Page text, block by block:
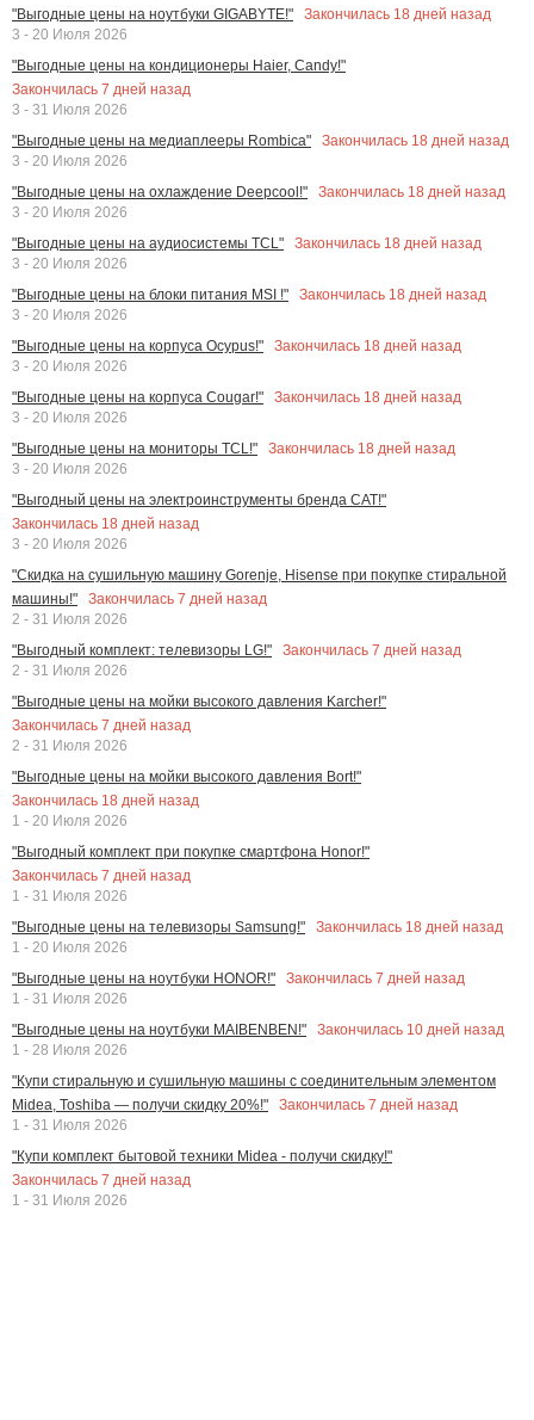
"Выгодные цены на ноутбуки GIGABYTE!"
Закончилась 18 дней назад
3 - 20 Июля 2026
"Выгодные цены на кондиционеры Haier, Candy!"
Закончилась 7 дней назад
3 - 31 Июля 2026
"Выгодные цены на медиаплееры Rombica"
Закончилась 18 дней назад
3 - 20 Июля 2026
"Выгодные цены на охлаждение Deepcool!"
Закончилась 18 дней назад
3 - 20 Июля 2026
"Выгодные цены на аудиосистемы TCL"
Закончилась 18 дней назад
3 - 20 Июля 2026
"Выгодные цены на блоки питания MSI !"
Закончилась 18 дней назад
3 - 20 Июля 2026
"Выгодные цены на корпуса Ocypus!"
Закончилась 18 дней назад
3 - 20 Июля 2026
"Выгодные цены на корпуса Cougar!"
Закончилась 18 дней назад
3 - 20 Июля 2026
"Выгодные цены на мониторы TCL!"
Закончилась 18 дней назад
3 - 20 Июля 2026
"Выгодный цены на электроинструменты бренда CAT!"
Закончилась 18 дней назад
3 - 20 Июля 2026
"Скидка на сушильную машину Gorenje, Hisense при покупке стиральной
машины!"
Закончилась 7 дней назад
2 - 31 Июля 2026
"Выгодный комплект: телевизоры LG!"
Закончилась 7 дней назад
2 - 31 Июля 2026
"Выгодные цены на мойки высокого давления Karcher!"
Закончилась 7 дней назад
2 - 31 Июля 2026
"Выгодные цены на мойки высокого давления Bort!"
Закончилась 18 дней назад
1 - 20 Июля 2026
"Выгодный комплект при покупке смартфона Honor!"
Закончилась 7 дней назад
1 - 31 Июля 2026
"Выгодные цены на телевизоры Samsung!"
Закончилась 18 дней назад
1 - 20 Июля 2026
"Выгодные цены на ноутбуки HONOR!"
Закончилась 7 дней назад
1 - 31 Июля 2026
"Выгодные цены на ноутбуки MAIBENBEN!"
Закончилась 10 дней назад
1 - 28 Июля 2026
"Купи стиральную и сушильную машины с соединительным элементом
Midea, Toshiba — получи скидку 20%!"
Закончилась 7 дней назад
1 - 31 Июля 2026
"Купи комплект бытовой техники Midea - получи скидку!"
Закончилась 7 дней назад
1 - 31 Июля 2026